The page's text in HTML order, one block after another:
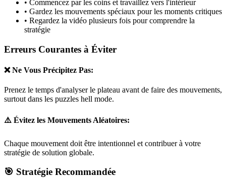
• Commencez par les coins et travaillez vers l'intérieur
• Gardez les mouvements spéciaux pour les moments critiques
• Regardez la vidéo plusieurs fois pour comprendre la
stratégie
Erreurs Courantes à Éviter
❌ Ne Vous Précipitez Pas:
Prenez le temps d'analyser le plateau avant de faire des mouvements,
surtout dans les puzzles hell mode.
⚠️ Évitez les Mouvements Aléatoires:
Chaque mouvement doit être intentionnel et contribuer à votre
stratégie de solution globale.
🎯 Stratégie Recommandée